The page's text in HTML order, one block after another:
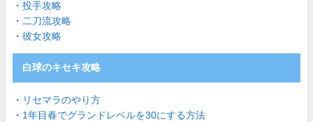
・ 投手攻略
・ 二刀流攻略
・ 彼女攻略
白球のキセキ攻略
・ リセマラのやり方
・ 1年目春でグランドレベルを30にする方法